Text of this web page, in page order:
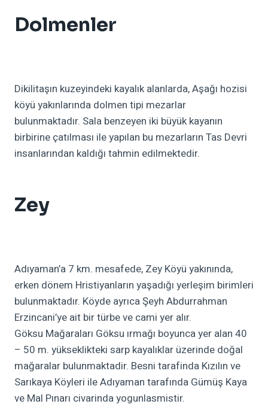
Dolmenler
Dikilitaşın kuzeyindeki kayalık alanlarda, Aşağı hozisi
köyü yakınlarında dolmen tipi mezarlar
bulunmaktadır. Sala benzeyen iki büyük kayanın
birbirine çatılması ile yapılan bu mezarların Tas Devri
insanlarından kaldığı tahmin edilmektedir.
Zey
Adıyaman’a 7 km. mesafede, Zey Köyü yakınında,
erken dönem Hristiyanların yaşadığı yerleşim birimleri
bulunmaktadır. Köyde ayrıca Şeyh Abdurrahman
Erzincani’ye ait bir türbe ve cami yer alır.
Göksu Mağaraları Göksu ırmağı boyunca yer alan 40
– 50 m. yükseklikteki sarp kayalıklar üzerinde doğal
mağaralar bulunmaktadir. Besni tarafinda Kızılın ve
Sarıkaya Köyleri ile Adıyaman tarafında Gümüş Kaya
ve Mal Pınarı civarinda yogunlasmistir.